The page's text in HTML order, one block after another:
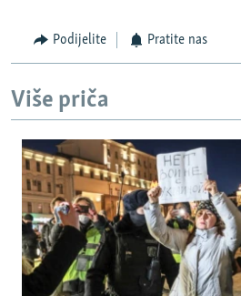
Podijelite Pratite nas
Više priča